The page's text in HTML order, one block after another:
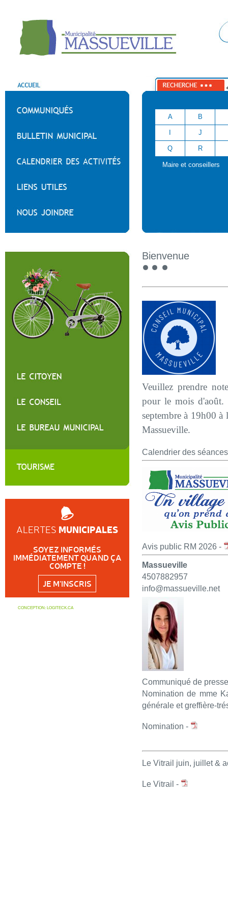
A B
J
Q R
Maire et conseillers
ALERTES MUNICIPALES
SOYEZ INFORMÉS
IMMÉDIATEMENT QUAND ÇA
COMPTE !
JE M'INSCRIS
CONCEPTION: LOGITECK.CA
Bienvenue
Veuillez prendre
pour le mois
septembre à 19h00 à
Massueville.
Calendrier des
Avis public RM 2026 -
Massueville
4507882957
info@massueville.net
Communiqué de
Nomination de mme
générale et greffière-
Nomination -
Le Vitrail juin, juillet &
Le Vitrail -